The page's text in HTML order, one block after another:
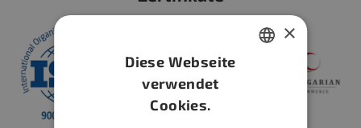
×
Diese Webseite
verwendet
Cookies.